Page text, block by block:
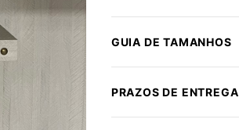
GUIA DE TAMANHOS
PRAZOS DE ENTREGA